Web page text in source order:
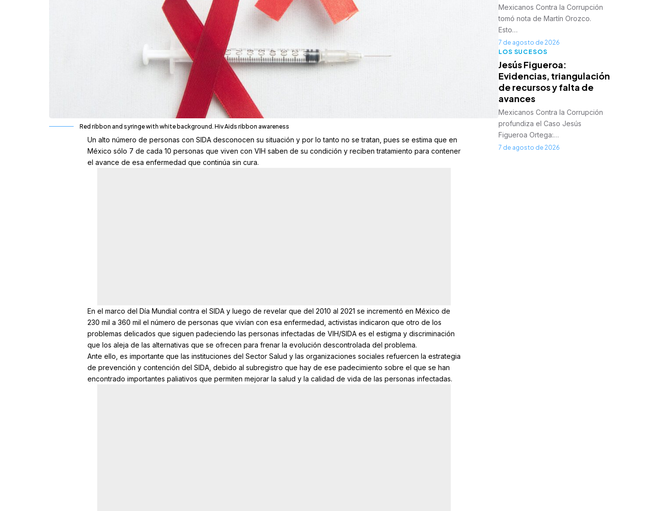
Red ribbon and syringe with white background. Hiv Aids ribbon awareness
Un alto número de personas con SIDA desconocen su situación y por lo tanto no se tratan, pues se estima que en
México sólo 7 de cada 10 personas que viven con VIH saben de su condición y reciben tratamiento para contener
el avance de esa enfermedad que continúa sin cura.
En el marco del Día Mundial contra el SIDA y luego de revelar que del 2010 al 2021 se incrementó en México de
230 mil a 360 mil el número de personas que vivían con esa enfermedad, activistas indicaron que otro de los
problemas delicados que siguen padeciendo las personas infectadas de VIH/SIDA es el estigma y discriminación
que los aleja de las alternativas que se ofrecen para frenar la evolución descontrolada del problema.
Ante ello, es importante que las instituciones del Sector Salud y las organizaciones sociales refuercen la estrategia
de prevención y contención del SIDA, debido al subregistro que hay de ese padecimiento sobre el que se han
encontrado importantes paliativos que permiten mejorar la salud y la calidad de vida de las personas infectadas.
Mexicanos Contra la Corrupción
tomó nota de Martín Orozco.
Esto…
7 de agosto de 2026
LOS SUCESOS
Jesús Figueroa:
Evidencias, triangulación
de recursos y falta de
avances
Mexicanos Contra la Corrupción
profundiza el Caso Jesús
Figueroa Ortega:…
7 de agosto de 2026